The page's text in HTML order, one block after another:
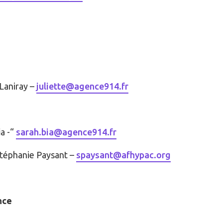
– juliette@agence914.fr
-“ sarah.bia@agence914.fr
Paysant – spaysant@afhypac.org